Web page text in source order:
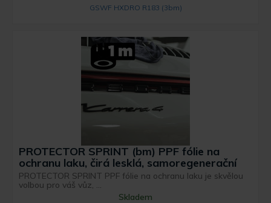
GSWF HXDRO R183 (3bm)
PROTECTOR SPRINT (bm) PPF fólie na
ochranu laku, čirá lesklá, samoregenerační
PROTECTOR SPRINT PPF fólie na ochranu laku je skvělou
volbou pro váš vůz, ...
Skladem